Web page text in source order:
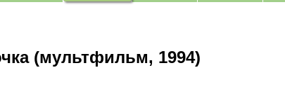
(мультфильм, 1994)